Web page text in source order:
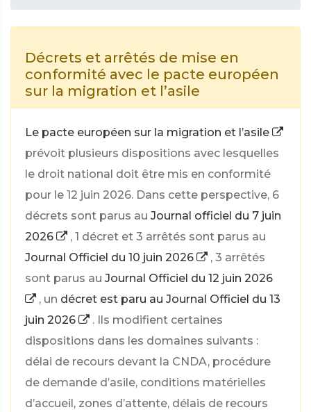
Décrets et arrêtés de mise en
conformité avec le pacte européen
sur la migration et l’asile
Le pacte européen sur la migration et l’asile
prévoit plusieurs dispositions avec lesquelles
le droit national doit être mis en conformité
pour le 12 juin 2026. Dans cette perspective, 6
décrets sont parus au Journal officiel du 7 juin
2026
, 1 décret et 3 arrêtés sont parus au
Journal Officiel du 10 juin 2026
, 3 arrêtés
sont parus au Journal Officiel du 12 juin 2026
, un décret est paru au Journal Officiel du 13
juin 2026
. Ils modifient certaines
dispositions dans les domaines suivants :
délai de recours devant la CNDA, procédure
de demande d’asile, conditions matérielles
d’accueil, zones d’attente, délais de recours